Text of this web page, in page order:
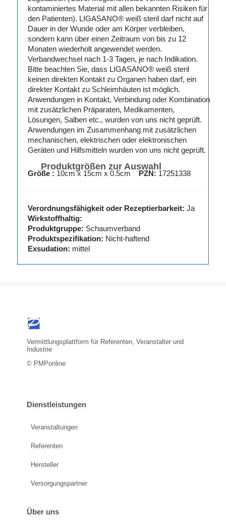
kontaminiertes Material mit allen bekannten Risiken für
den Patienten). LIGASANO® weiß steril darf nicht auf
Dauer in der Wunde oder am Körper verbleiben,
sondern kann über einen Zeitraum von bis zu 12
Monaten wiederholt angewendet werden.
Verbandwechsel nach 1-3 Tagen, je nach Indikation.
Bitte beachten Sie, dass LIGASANO® weiß steril
keinen direkten Kontakt zu Organen haben darf, ein
direkter Kontakt zu Schleimhäuten ist möglich.
Anwendungen in Kontakt, Verbindung oder Kombination
mit zusätzlichen Präparaten, Medikamenten,
Lösungen, Salben etc., wurden von uns nicht geprüft.
Anwendungen im Zusammenhang mit zusätzlichen
mechanischen, elektrischen oder elektronischen
Geräten und Hilfsmitteln wurden von uns nicht geprüft.
Produktgrößen zur Auswahl
Größe : 10cm x 15cm x 0.5cm PZN: 17251338
Verordnungsfähigkeit oder Rezeptierbarkeit: Ja
Wirkstoffhaltig:
Produktgruppe: Schaumverband
Produktspezifikation: Nicht-haftend
Exsudation: mittel
Vermittlungsplattform für Referenten, Veranstalter und
Industrie
© PMPonline
Dienstleistungen
Veranstaltungen
Referenten
Hersteller
Versorgungspartner
Über uns